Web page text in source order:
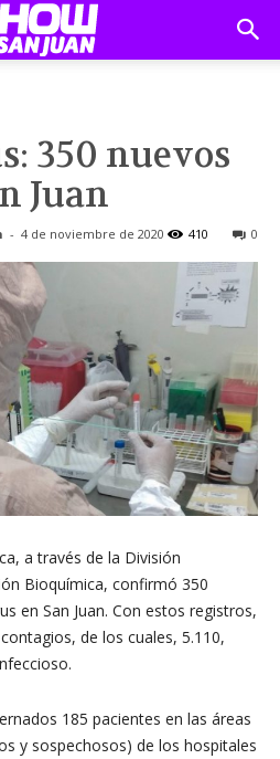
350 nuevos
Juan
- 4 de noviembre de 2020 0
410
a través de la División
Bioquímica, confirmó 350
en San Juan. Con estos registros,
de los cuales, 5.110,
185 pacientes en las áreas
y sospechosos) de los hospitales